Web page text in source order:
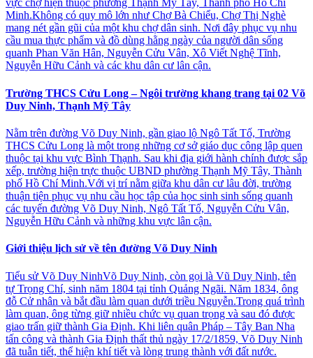
vực chợ hiện thuộc phường Thạnh Mỹ Tây, Thành phố Hồ Chí
Minh.Không có quy mô lớn như Chợ Bà Chiểu, Chợ Thị Nghè
mang nét gần gũi của một khu chợ dân sinh. Nơi đây phục vụ nhu
cầu mua thực phẩm và đồ dùng hằng ngày của người dân sống
quanh Phan Văn Hân, Nguyễn Cửu Vân, Xô Viết Nghệ Tĩnh,
Nguyễn Hữu Cảnh và các khu dân cư lân cận.
Trường THCS Cửu Long – Ngôi trường khang trang tại 02 Võ
Duy Ninh, Thạnh Mỹ Tây
Nằm trên đường Võ Duy Ninh, gần giao lộ Ngô Tất Tố, Trường
THCS Cửu Long là một trong những cơ sở giáo dục công lập quen
thuộc tại khu vực Bình Thạnh. Sau khi địa giới hành chính được sắp
xếp, trường hiện trực thuộc UBND phường Thạnh Mỹ Tây, Thành
phố Hồ Chí Minh.Với vị trí nằm giữa khu dân cư lâu đời, trường
thuận tiện phục vụ nhu cầu học tập của học sinh sinh sống quanh
các tuyến đường Võ Duy Ninh, Ngô Tất Tố, Nguyễn Cửu Vân,
Nguyễn Hữu Cảnh và những khu vực lân cận.
Giới thiệu lịch sử về tên đường Võ Duy Ninh
Tiểu sử Võ Duy NinhVõ Duy Ninh, còn gọi là Vũ Duy Ninh, tên
tự Trọng Chí, sinh năm 1804 tại tỉnh Quảng Ngãi. Năm 1834, ông
đỗ Cử nhân và bắt đầu làm quan dưới triều Nguyễn.Trong quá trình
làm quan, ông từng giữ nhiều chức vụ quan trọng và sau đó được
giao trấn giữ thành Gia Định. Khi liên quân Pháp – Tây Ban Nha
tấn công và thành Gia Định thất thủ ngày 17/2/1859, Võ Duy Ninh
đã tuẫn tiết, thể hiện khí tiết và lòng trung thành với đất nước.